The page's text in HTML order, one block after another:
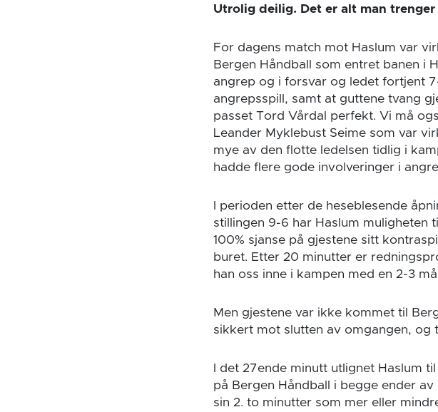
Utrolig deilig. Det er alt man trenger
For dagens match mot Haslum var
Bergen Håndball som entret banen i
angrep og i forsvar og ledet fortjent
angrepsspill, samt at guttene tvang
passet Tord Vårdal perfekt. Vi må
Leander Myklebust Seime som var
mye av den flotte ledelsen tidlig i
hadde flere gode involveringer i
I perioden etter de heseblesende
stillingen 9-6 har Haslum muligheten
100% sjanse på gjestene sitt
buret. Etter 20 minutter er
han oss inne i kampen med en 2-3
Men gjestene var ikke kommet til
sikkert mot slutten av omgangen, og
I det 27ende minutt utlignet Haslum
på Bergen Håndball i begge ender
sin 2. to minutter som mer eller